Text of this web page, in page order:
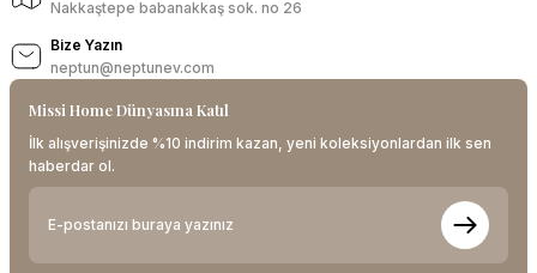
Nakkaştepe babanakkaş sok. no 26
Bize Yazın
neptun@neptunev.com
Missi Home Dünyasına Katıl
İlk alışverişinizde %10 indirim kazan, yeni koleksiyonlardan ilk sen
haberdar ol.